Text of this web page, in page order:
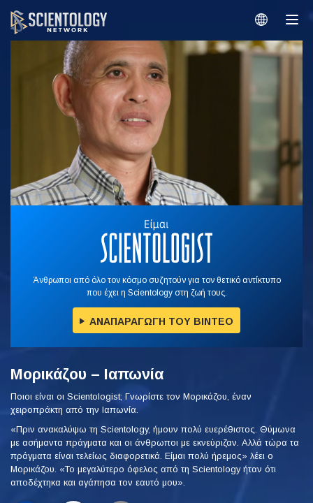
Άνθρωποι από όλο τον κόσμο συζητούν για τον θετικό αντίκτυπο
που έχει η Scientology στη ζωή τους.
ΑΝΑΠΑΡΑΓΩΓΗ ΤΟΥ ΒΙΝΤΕΟ
Μορικάζου – Ιαπωνία
Ποιοι είναι οι Scientologist; Γνωρίστε τον Μορικάζου, έναν
χειροπράκτη από την Ιαπωνία.
«Πριν ανακαλύψω τη Scientology, ήμουν πολύ ευερέθιστος. Θύμωνα
με ασήμαντα πράγματα και οι άνθρωποι με εκνεύριζαν. Αλλά τώρα τα
πράγματα είναι τελείως διαφορετικά. Είμαι πολύ ήρεμος» λέει ο
Μορικάζου. «Το μεγαλύτερο όφελος από τη Scientology ήταν ότι
αποδέχτηκα και αγάπησα τον εαυτό μου».